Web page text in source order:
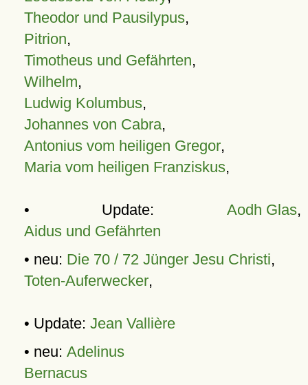
Theodor und Pausilypus,
Pitrion,
Timotheus und Gefährten,
Wilhelm,
Ludwig Kolumbus,
Johannes von Cabra,
Antonius vom heiligen Gregor,
Maria vom heiligen Franziskus,
• Update: Aodh Glas,
Aidus und Gefährten
• neu: Die 70 / 72 Jünger Jesu Christi,
Toten-Auferwecker,
• Update: Jean Vallière
• neu: Adelinus
Bernacus